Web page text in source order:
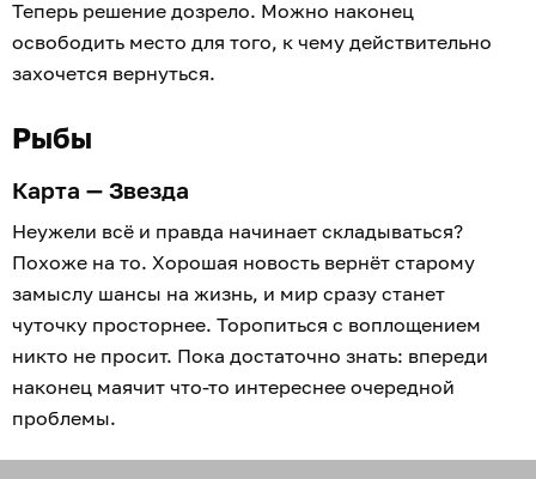
Теперь решение дозрело. Можно наконец
освободить место для того, к чему действительно
захочется вернуться.
Рыбы
Карта — Звезда
Неужели всё и правда начинает складываться?
Похоже на то. Хорошая новость вернёт старому
замыслу шансы на жизнь, и мир сразу станет
чуточку просторнее. Торопиться с воплощением
никто не просит. Пока достаточно знать: впереди
наконец маячит что-то интереснее очередной
проблемы.